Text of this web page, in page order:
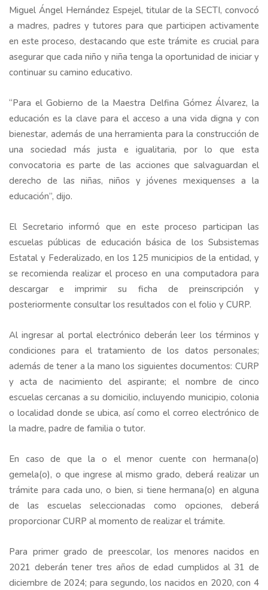
Miguel Ángel Hernández Espejel, titular de la SECTI, convocó
a madres, padres y tutores para que participen activamente
en este proceso, destacando que este trámite es crucial para
asegurar que cada niño y niña tenga la oportunidad de iniciar y
continuar su camino educativo.
“Para el Gobierno de la Maestra Delfina Gómez Álvarez, la
educación es la clave para el acceso a una vida digna y con
bienestar, además de una herramienta para la construcción de
una sociedad más justa e igualitaria, por lo que esta
convocatoria es parte de las acciones que salvaguardan el
derecho de las niñas, niños y jóvenes mexiquenses a la
educación”, dijo.
El Secretario informó que en este proceso participan las
escuelas públicas de educación básica de los Subsistemas
Estatal y Federalizado, en los 125 municipios de la entidad, y
se recomienda realizar el proceso en una computadora para
descargar e imprimir su ficha de preinscripción y
posteriormente consultar los resultados con el folio y CURP.
Al ingresar al portal electrónico deberán leer los términos y
condiciones para el tratamiento de los datos personales;
además de tener a la mano los siguientes documentos: CURP
y acta de nacimiento del aspirante; el nombre de cinco
escuelas cercanas a su domicilio, incluyendo municipio, colonia
o localidad donde se ubica, así como el correo electrónico de
la madre, padre de familia o tutor.
En caso de que la o el menor cuente con hermana(o)
gemela(o), o que ingrese al mismo grado, deberá realizar un
trámite para cada uno, o bien, si tiene hermana(o) en alguna
de las escuelas seleccionadas como opciones, deberá
proporcionar CURP al momento de realizar el trámite.
Para primer grado de preescolar, los menores nacidos en
2021 deberán tener tres años de edad cumplidos al 31 de
diciembre de 2024; para segundo, los nacidos en 2020, con 4